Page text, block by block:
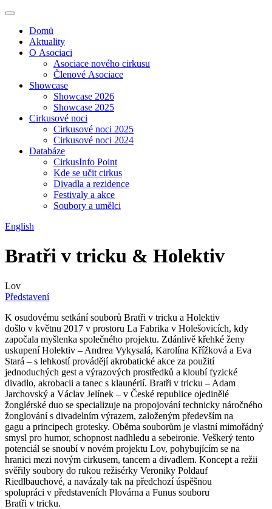
Domů
Aktuality
O Asociaci
Asociace nového cirkusu
Členové Asociace
Showcase
Showcase 2026
Showcase 2025
Cirkusové noci
Cirkusové noci 2025
Cirkusové noci 2024
Databáze
CirkusInfo Point
Kde se učit cirkus
Divadla a rezidence
Festivaly a akce
Soubory a umělci
English
Bratři v tricku & Holektiv
Lov
Představení
K osudovému setkání souborů Bratři v tricku a Holektiv
došlo v květnu 2017 v prostoru La Fabrika v Holešovicích, kdy
započala myšlenka společného projektu. Zdánlivě křehké ženy
uskupení Holektiv – Andrea Vykysalá, Karolína Křížková a Eva
Stará – s lehkostí provádějí akrobatické akce za použití
jednoduchých gest a výrazových prostředků a kloubí fyzické
divadlo, akrobacii a tanec s klaunérií. Bratři v tricku – Adam
Jarchovský a Václav Jelínek – v České republice ojedinělé
žonglérské duo se specializuje na propojování technicky náročného
žonglování s divadelním výrazem, založeným především na
gagu a principech grotesky. Oběma souborům je vlastní mimořádný
smysl pro humor, schopnost nadhledu a sebeironie. Veškerý tento
potenciál se snoubí v novém projektu Lov, pohybujícím se na
hranici mezi novým cirkusem, tancem a divadlem. Koncept a režii
svěřily soubory do rukou režisérky Veroniky Poldauf
Riedlbauchové, a navázaly tak na předchozí úspěšnou
spolupráci v představeních Plovárna a Funus souboru
Bratři v tricku.